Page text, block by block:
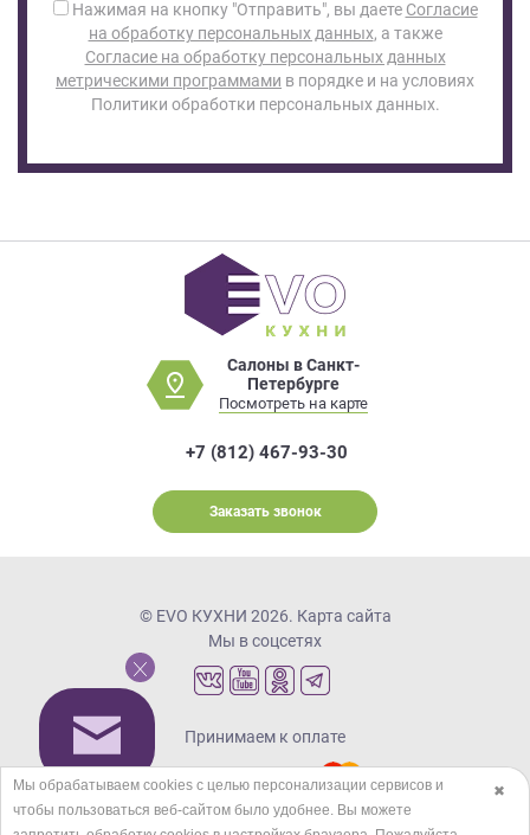
Нажимая на кнопку "Отправить", вы даете Согласие
на обработку персональных данных, а также
Согласие на обработку персональных данных
метрическими программами в порядке и на условиях
Политики обработки персональных данных.
Салоны в Санкт-
Петербурге
Посмотреть на карте
+7 (812) 467-93-30
Заказать звонок
© EVO КУХНИ 2026. Карта сайта
Мы в соцсетях
Принимаем к оплате
Кредиты и рассрочка
✖
Мы обрабатываем cookies с целью персонализации сервисов и
чтобы пользоваться веб-сайтом было удобнее. Вы можете